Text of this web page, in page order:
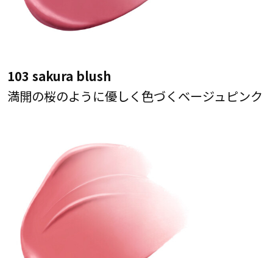
103 sakura blush
満開の桜のように優しく色づくベージュピンク